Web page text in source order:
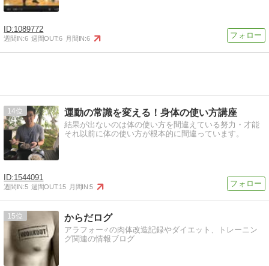
1089772
週間IN:6 週間OUT:6 月間IN:6
14 運動の常識を変える！身体の使い方講座
結果が出ないのは体の使い方を間違えている努力・才能
それ以前に体の使い方が根本的に間違っています。
1544091
週間IN:5 週間OUT:15 月間IN:5
15 からだログ
アラフォー♂の肉体改造記録やダイエット、トレーニン
グ関連の情報ブログ